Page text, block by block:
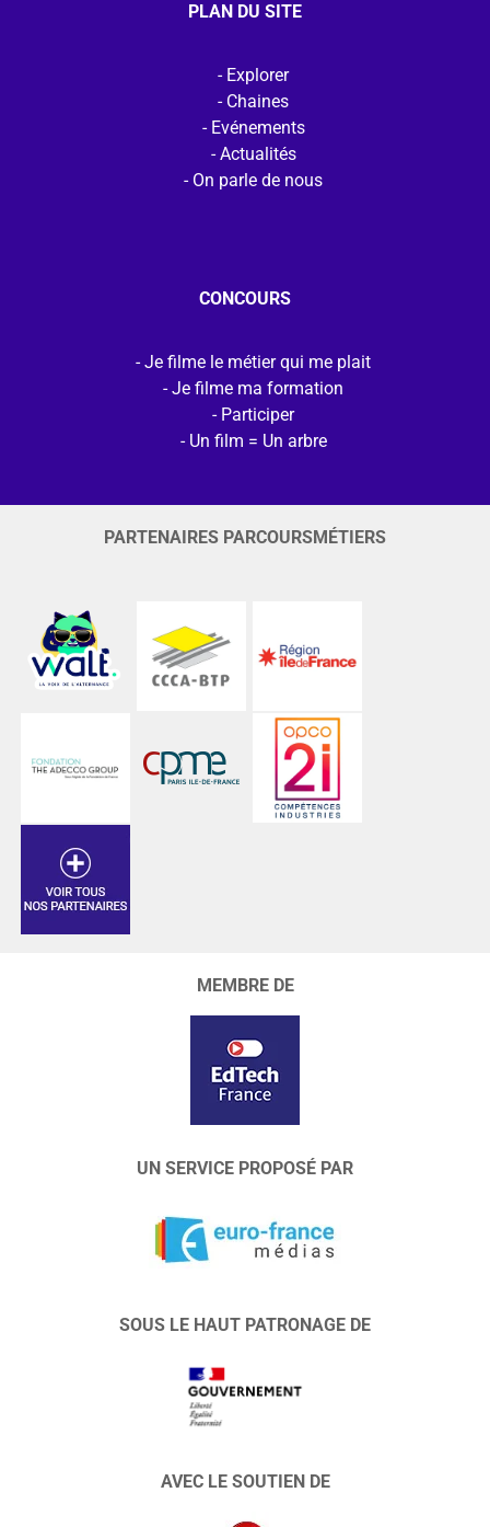
PLAN DU SITE
Explorer
Chaines
Evénements
Actualités
On parle de nous
CONCOURS
Je filme le métier qui me plait
Je filme ma formation
Participer
Un film = Un arbre
PARTENAIRES PARCOURSMÉTIERS
MEMBRE DE
UN SERVICE PROPOSÉ PAR
SOUS LE HAUT PATRONAGE DE
AVEC LE SOUTIEN DE